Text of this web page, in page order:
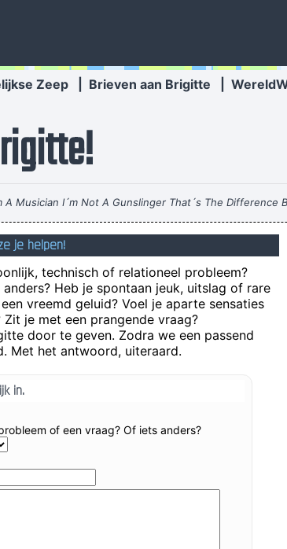
Zeep Brieven aan Brigitte
Musician I´m Not A Gunslinger That´s The Difference
kompetitiewedstrijden die Musonda meespeelde met
A pair of short loose fitting shorts which will
Je voelt
met premium kortingen voor een grote aanvulling
Wie is er zo vriendelijk geweest om 2 zakjes
I have just sunk to a brand
"ik dacht da gij naar Frankrijk verhuisd
je helpen!
technisch of relationeel probleem?
Heb je spontaan jeuk, uitslag of rare
vreemd geluid? Voel je aparte sensaties
je met een prangende vraag?
door te geven. Zodra we een passend
Met het antwoord, uiteraard.
in.
of een vraag? Of iets anders?